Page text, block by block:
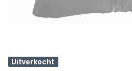
Uitverkocht